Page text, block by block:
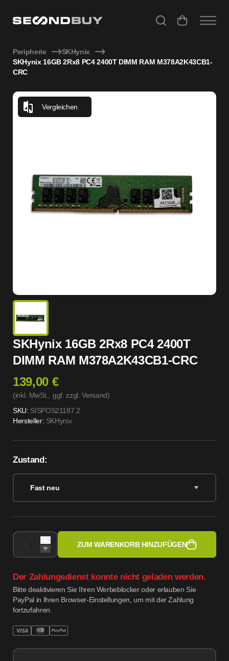
Peripherie
SKHynix
SKHynix 16GB 2Rx8 PC4 2400T DIMM RAM M378A2K43CB1-
CRC
Vergleichen
SKHynix 16GB 2Rx8 PC4 2400T
DIMM RAM M378A2K43CB1-CRC
139,00 €
(inkl. MwSt., ggf. zzgl. Versand)
SKU: SISPOS21187.2
Hersteller: SKHynix
Zustand:
Fast neu
ZUM WARENKORB HINZUFÜGEN
Der Zahlungsdienst konnte nicht geladen werden.
Bitte deaktivieren Sie Ihren Werbeblocker oder erlauben Sie
PayPal in Ihren Browser-Einstellungen, um mit der Zahlung
fortzufahren.